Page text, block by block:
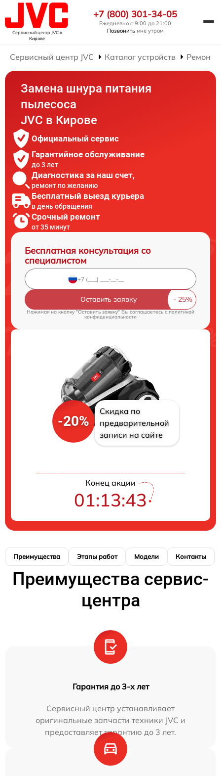
Сервисный центр JVCв
Кирове
+7 (800) 301-34-05
Ежедневно с 9:00 до 21:00
Позвонить мне утром
Сервисный центр JVC Каталог устройств Ремонт
Замена шнура питания
пылесоса
JVC в Кирове
Официальный сервис
Гарантийное обслуживание
до 3 лет
Диагностика за наш счет,
ремонт по желанию
Бесплатный выезд курьера
в день обращения
Срочный ремонт
от 35 минут
Бесплатная консультация со
специалистом
Оставить заявку
Нажимая на кнопку "Оставить заявку" Вы соглашаетесь cполитикой
конфиденциальности
-20%
Скидка по
предварительной
записи на сайте
Конец акции
01:13:43
Преимущества Этапы работ Модели Контакты
Преимущества сервис-
центра
Гарантия до 3-х лет
Сервисный центр устанавливает
оригинальные запчасти техники JVC и
предоставляет гарантию до 3 лет.